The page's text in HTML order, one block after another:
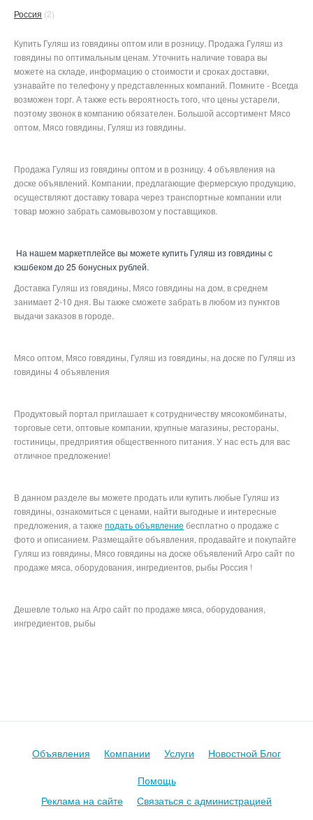
Россия (2)
Купить Гуляш из говядины оптом или в розницу. Продажа Гуляш из
говядины по оптимальным ценам. Уточнить наличие товара вы
можете на складе, информацию о стоимости и сроках доставки,
узнавайте по телефону у представленных компаний. Помните - Всегда
возможен торг. А также есть вероятность того, что цены устарели,
поэтому звонок в компанию обязателен. Большой ассортимент Мясо
оптом, Мясо говядины, Гуляш из говядины.
Продажа Гуляш из говядины оптом и в розницу. 4 объявления на
доске объявлений. Компании, предлагающие фермерскую продукцию,
осуществляют доставку товара через транспортные компании или
товар можно забрать самовывозом у поставщиков.
На нашем маркетплейсе вы можете купить Гуляш из говядины с
кэшбеком до 25 бонусных рублей.
Доставка Гуляш из говядины, Мясо говядины на дом, в среднем
занимает 2-10 дня. Вы также сможете забрать в любом из пунктов
выдачи заказов в городе.
Мясо оптом, Мясо говядины, Гуляш из говядины, на доске по Гуляш из
говядины 4 объявления
Продуктовый портал приглашает к сотрудничеству мясокомбинаты,
торговые сети, оптовые компании, крупные магазины, рестораны,
гостиницы, предприятия общественного питания. У нас есть для вас
отличное предложение!
В данном разделе вы можете продать или купить любые Гуляш из
говядины, ознакомиться с ценами, найти выгодные и интересные
предложения, а также подать объявление бесплатно о продаже с
фото и описанием. Размещайте объявления, продавайте и покупайте
Гуляш из говядины, Мясо говядины на доске объявлений Агро сайт по
продаже мяса, оборудования, ингредиентов, рыбы Россия !
Дешевле только на Агро сайт по продаже мяса, оборудования,
ингредиентов, рыбы
Объявления Компании Услуги
Новостной Блог
Помощь
Реклама на сайте
Связаться с администрацией